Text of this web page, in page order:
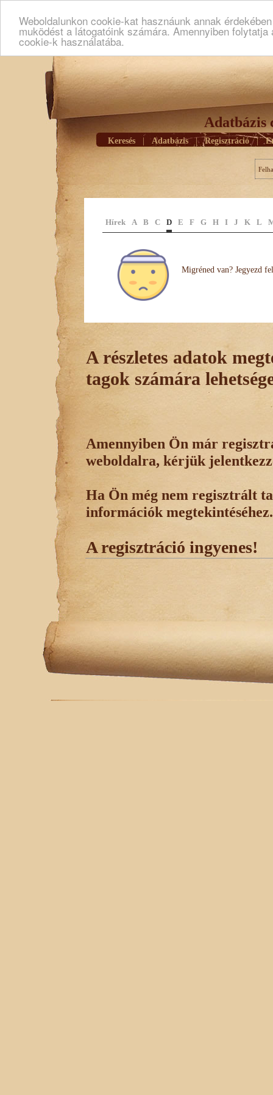
Weboldalunkon cookie-kat hasznáunk annak
muködést a látogatóink számára. Amennyiben
cookie-k használatába.
Adatbázis
Keresés Adatbázis | Regisztráció |
Hírek A B C D E F G H I J K L
Migréned van? Jegyezd
A részletes adatok
tagok számára
Amennyiben Ön már
weboldalra, kérjük
Ha Ön még nem regisztrált
információk megtekintéséhez.
A regisztráció ingyenes!